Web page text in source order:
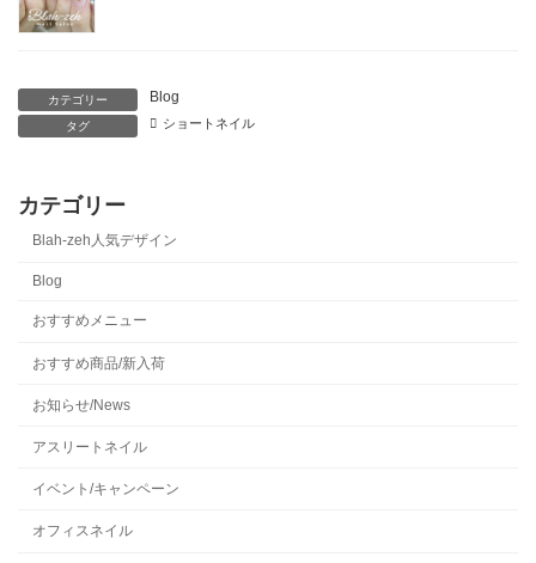
カテゴリー Blog
タグ ショートネイル
カテゴリー
Blah-zeh人気デザイン
Blog
おすすめメニュー
おすすめ商品/新入荷
お知らせ/News
アスリートネイル
イベント/キャンペーン
オフィスネイル